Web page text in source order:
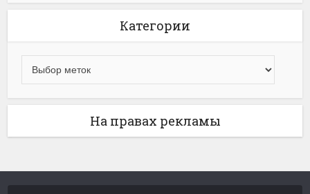
Категории
На правах рекламы